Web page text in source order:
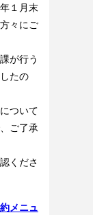
１月末
々にご
が行う
たの
ついて
ご了承
くださ
メニュ